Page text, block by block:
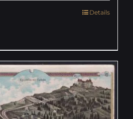
Details